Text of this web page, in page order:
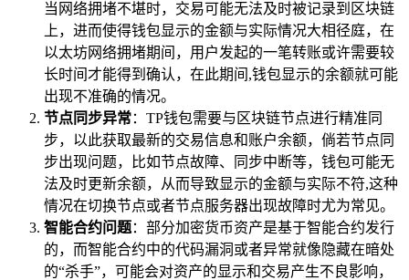
当网络拥堵不堪时，交易可能无法及时被记录到区块链
上，进而使得钱包显示的金额与实际情况大相径庭，在
以太坊网络拥堵期间，用户发起的一笔转账或许需要较
长时间才能得到确认，在此期间,钱包显示的余额就可能
出现不准确的情况。
节点同步异常：TP钱包需要与区块链节点进行精准同
步，以此获取最新的交易信息和账户余额，倘若节点同
步出现问题，比如节点故障、同步中断等，钱包可能无
法及时更新余额，从而导致显示的金额与实际不符,这种
情况在切换节点或者节点服务器出现故障时尤为常见。
智能合约问题：部分加密货币资产是基于智能合约发行
的，而智能合约中的代码漏洞或者异常就像隐藏在暗处
的“杀手”，可能会对资产的显示和交易产生不良影响，